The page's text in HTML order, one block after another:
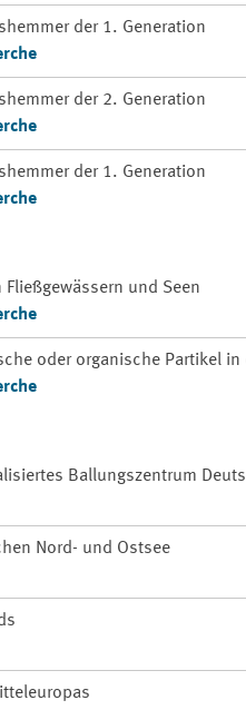
der 1. Generation
der 2. Generation
der 1. Generation
und Seen
oder organische Partikel
Ballungszentrum
Nord- und Ostsee